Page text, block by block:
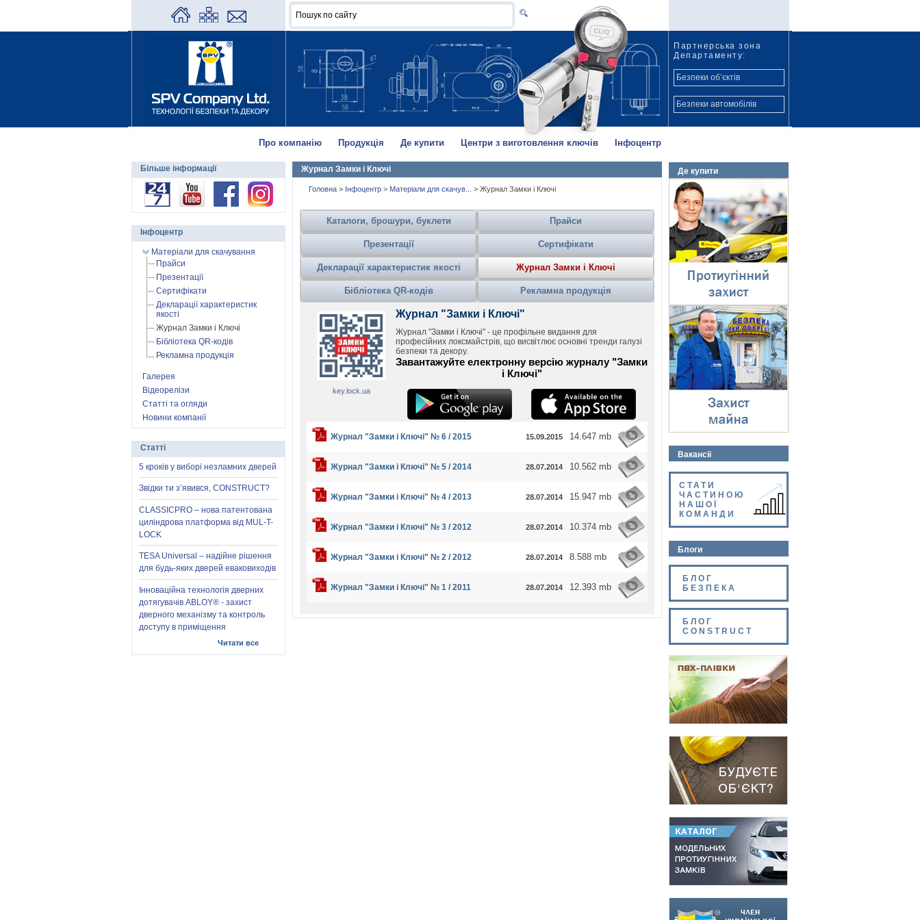
Партнерська зона
Департаменту:
Безпеки об’єктів
Безпеки автомобілів
Про компанію Продукція Де купити Центри з виготовлення ключів Інфоцентр
Журнал Замки і Ключі
Головна > Інфоцентр > Матеріали для скачув... > Журнал Замки і Ключі
Каталоги, брошури, буклети Прайси
Презентації Сертифікати
Декларації характеристик якості Журнал Замки і Ключі
Бібліотека QR-кодів Рекламна продукція
key.lock.ua
Журнал "Замки і Ключі"
Журнал "Замки і Ключі" - це профільне видання для
професійних локсмайстрів, що висвітлює основні тренди галузі
безпеки та декору.
Завантажуйте електронну версію журналу "Замки
і Ключі"
Журнал "Замки і Ключі" № 6 / 2015 15.09.2015 14.647 mb
Журнал "Замки і Ключі" № 5 / 2014 28.07.2014 10.562 mb
Журнал "Замки і Ключі" № 4 / 2013 28.07.2014 15.947 mb
Журнал "Замки і Ключі" № 3 / 2012 28.07.2014 10.374 mb
Журнал "Замки і Ключі" № 2 / 2012 28.07.2014 8.588 mb
Журнал "Замки і Ключі" № 1 / 2011 28.07.2014 12.393 mb
Де купити
Протиугінний захист
⇓
Захист майна
⇓
Вакансії
СТАТИ
ЧАСТИНОЮ
НАШОЇ
КОМАНДИ
Блоги
БЛОГ
БЕЗПЕКА
БЛОГ
CONSTRUCT
Більше інформації
Інфоцентр
Матеріали для скачування
Прайси
Презентації
Сертифікати
Декларації характеристик
якості
Журнал Замки і Ключі
Бібліотека QR-кодів
Рекламна продукція
Галерея
Відеорелізи
Статті та огляди
Новини компанії
Статті
5 кроків у виборі незламних дверей
Звідки ти з’явився, CONSTRUCT?
CLASSICPRO – нова патентована
циліндрова платформа від MUL-T-
LOCK
TESA Universal – надійне рішення
для будь-яких дверей еваковиходів
Інноваційна технологія дверних
дотягувачів ABLOY® - захист
дверного механізму та контроль
доступу в приміщення
Читати все